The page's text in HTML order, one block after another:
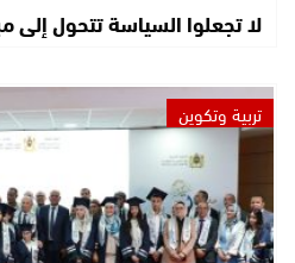
لا تجعلوا السياسة تتحول إلى
تربية وتكوين